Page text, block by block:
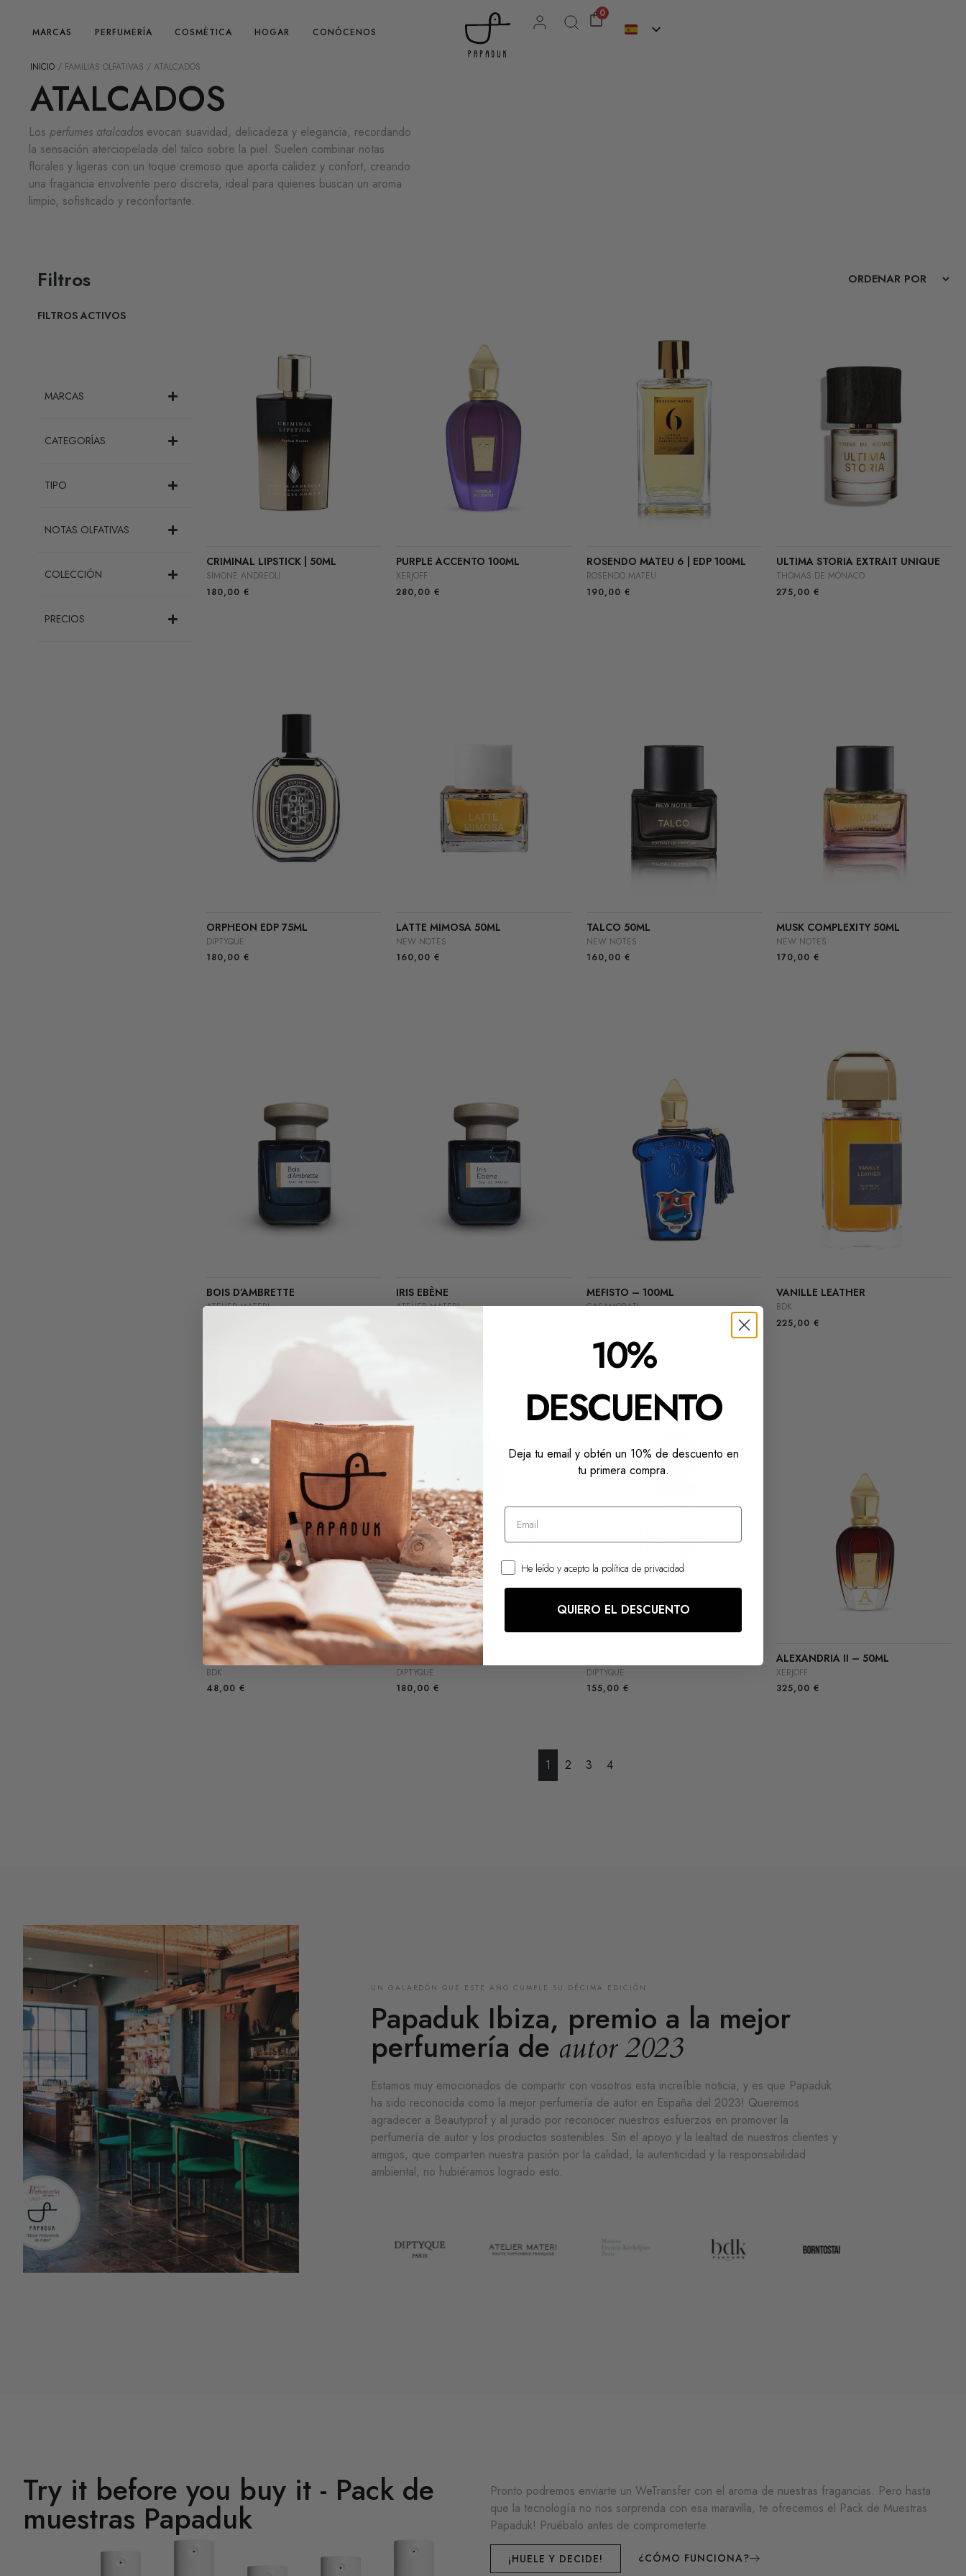
MARCAS PERFUMERÍA COSMÉTICA HOGAR CONÓCENOS
0
INICIO / FAMILIAS OLFATIVAS / ATALCADOS
ATALCADOS
Los perfumes atalcados evocan suavidad, delicadeza y elegancia, recordando
la sensación aterciopelada del talco sobre la piel. Suelen combinar notas
florales y ligeras con un toque cremoso que aporta calidez y confort, creando
una fragancia envolvente pero discreta, ideal para quienes buscan un aroma
limpio, sofisticado y reconfortante.
Filtros
FILTROS ACTIVOS
MARCAS
CATEGORÍAS
TIPO
NOTAS OLFATIVAS
COLECCIÓN
PRECIOS
CRIMINAL LIPSTICK | 50ML
SIMONE ANDREOLI
180,00€
PURPLE ACCENTO 100ML
XERJOFF
280,00€
ROSENDO MATEU 6 | EDP 100ML
ROSENDO MATEU
190,00 €
ULTIMA STORIA EXTRAIT UNIQUE
THOMAS DE MONACO
275,00 €
ORPHEON EDP 75ML
DIPTYQUE
180,00€
LATTE MIMOSA 50ML
NEW NOTES
160,00€
TALCO 50ML
NEW NOTES
160,00 €
MUSK COMPLEXITY 50ML
NEW NOTES
170,00 €
BOIS D’AMBRETTE
ATELIER MATERI
IRIS EBÈNE
ATELIER MATERI
MEFISTO – 100ML
CASAMORATI
VANILLE LEATHER
BDK
225,00 €
VANILLE LEATHER 10ML
BDK
48,00€
FLEUR DE PEAU EDP 75ML
DIPTYQUE
180,00€
DIPTYQUE
155,00 €
ALEXANDRIA II – 50ML
XERJOFF
325,00 €
1 2 3 4
UN GALARDÓN QUE ESTE AÑO CUMPLE SU DÉCIMA EDICIÓN
Papaduk Ibiza, premio a la mejor
perfumería deautor 2023
Estamos muy emocionados de compartir con vosotros esta increíble noticia, y es que Papaduk
ha sido reconocida como la mejor perfumería de autor en España del 2023! Queremos
agradecer a Beautyprof y al jurado por reconocer nuestros esfuerzos en promover la
perfumería de autor y los productos sostenibles. Sin el apoyo y la lealtad de nuestros clientes y
amigos, que comparten nuestra pasión por la calidad, la autenticidad y la responsabilidad
ambiental, no hubiéramos logrado esto.
Try it before you buy it - Pack de
muestras Papaduk
Pronto podremos enviarte un WeTransfer con el aroma de nuestras fragancias. Pero hasta
que la tecnología no nos sorprenda con esa maravilla, te ofrecemos el Pack de Muestras
Papaduk! Pruébalo antes de comprometerte.
¡HUELE Y DECIDE! ¿CÓMO FUNCIONA?
10%
DESCUENTO
Deja tu email y obtén un 10% de descuento en
tu primera compra.
He leído y acepto la política de privacidad
QUIERO EL DESCUENTO